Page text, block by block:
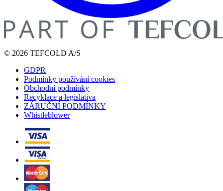
© 2026 TEFCOLD A/S
GDPR
Podmínky používání cookies
Obchodní podmínky
Recyklace a legislativa
ZÁRUČNÍ PODMÍNKY
Whistleblower